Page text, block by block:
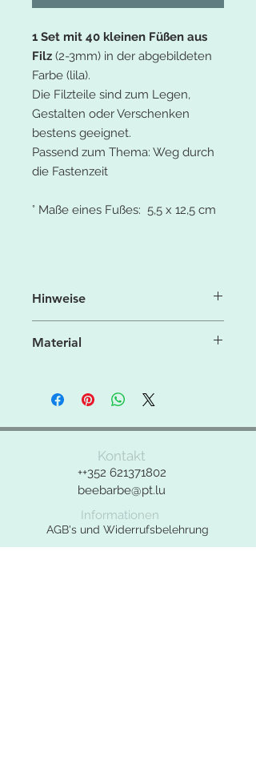
1 Set mit 40 kleinen Füßen aus
Filz (2-3mm) in der abgebildeten
Farbe (lila).
Die Filzteile sind zum Legen,
Gestalten oder Verschenken
bestens geeignet.
Passend zum Thema: Weg durch
die Fastenzeit
° Maße eines Fußes: 5,5 x 12,5 cm
Hinweise
Bildschirmeinstellung können die
abweichen.
Kontaktformular benutzen.
Material
° feste Filzqualität
Kontakt
++352 621371802
beebarbe@pt.lu
Informationen
AGB's und Widerrufsbelehrung